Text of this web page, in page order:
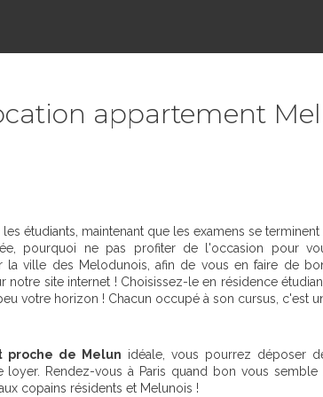
appartement
étudiants, maintenant que les examens se terminent
pourquoi ne pas profiter de l'occasion pour
la ville des Melodunois, afin de vous en faire de
notre site internet ! Choisissez-le en résidence
votre horizon ! Chacun occupé à son cursus, c'est
proche de Melun idéale, vous pourrez déposer
loyer. Rendez-vous à Paris quand bon vous semble
copains résidents et Melunois !